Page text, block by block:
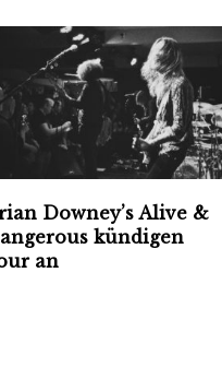
Downey’s Alive &
kündigen
an